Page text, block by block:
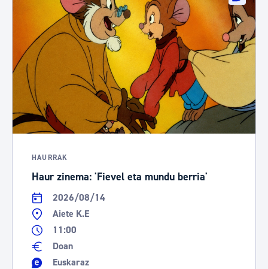
HAURRAK
Haur zinema: 'Fievel eta mundu berria'
2026/08/14
Aiete K.E
11:00
Doan
Euskaraz